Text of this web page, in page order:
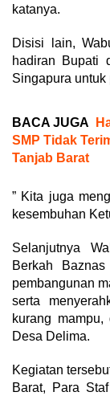
katanya.
Disisi lain,
hadiran Bupati
Singapura untuk
BACA JUGA
SMP Tidak
Tanjab Barat
” Kita juga
kesembuhan
Selanjutnya
Berkah
pembangunan
serta
kurang
Desa Delima.
Kegiatan
Barat, Para